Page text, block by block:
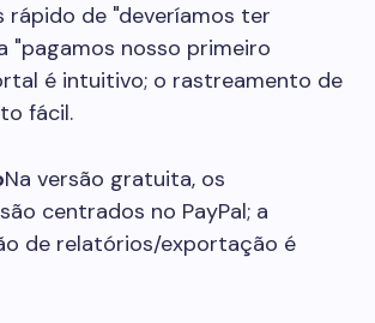
rápido de "deveríamos ter
"pagamos nosso primeiro
é intuitivo; o rastreamento de
fácil.
Na versão gratuita, os
centrados no PayPal; a
de relatórios/exportação é